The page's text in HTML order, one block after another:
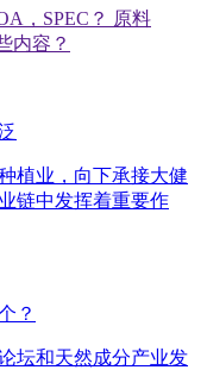
，SPEC？ 原料
内容？
植业，向下承接大健
链中发挥着重要作
？
坛和天然成分产业发